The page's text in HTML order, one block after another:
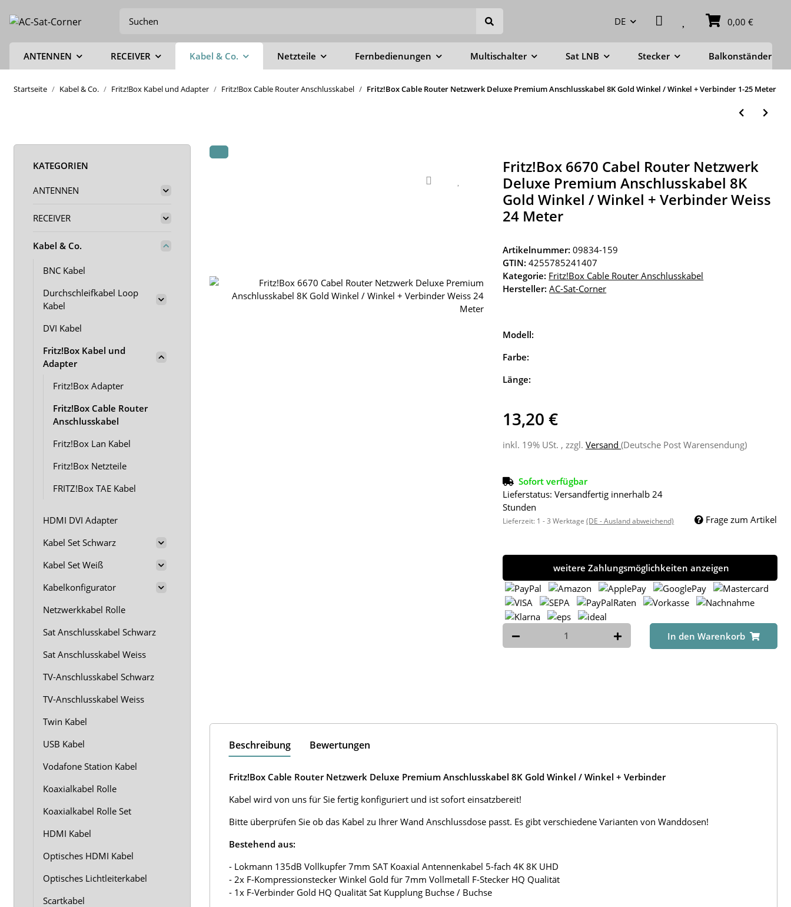
DE 0,00 €
ANTENNEN RECEIVER Kabel & Co. Netzteile Fernbedienungen Multischalter Sat LNB Stecker Balkonständer
Startseite Kabel & Co. Fritz!Box Kabel und Adapter Fritz!Box Cable Router Anschlusskabel Fritz!Box Cable Router Netzwerk Deluxe Premium Anschlusskabel 8K Gold Winkel / Winkel + Verbinder 1-25 Meter
Fritz!Box 6670 Cabel Router Netzwerk
Deluxe Premium Anschlusskabel 8K
Gold Winkel / Winkel + Verbinder Weiss
24 Meter
Artikelnummer:09834-159
GTIN: 4255785241407
Kategorie: Fritz!Box Cable Router Anschlusskabel
Hersteller: AC-Sat-Corner
Modell:
Farbe:
Länge:
13,20 €
inkl. 19% USt. , zzgl.Versand(Deutsche Post Warensendung)
Sofort verfügbar
Lieferstatus: Versandfertig innerhalb 24
Stunden
Lieferzeit: 1 - 3 Werktage(DE - Ausland abweichend) Frage zum Artikel
weitere Zahlungsmöglichkeiten anzeigen
In den Warenkorb
Beschreibung Bewertungen
Fritz!Box Cable Router Netzwerk Deluxe Premium Anschlusskabel 8K Gold Winkel / Winkel + Verbinder
Kabel wird von uns für Sie fertig konfiguriert und ist sofort einsatzbereit!
Bitte überprüfen Sie ob das Kabel zu Ihrer Wand Anschlussdose passt. Es gibt verschiedene Varianten von Wanddosen!
Bestehend aus:
- Lokmann 135dB Vollkupfer 7mm SAT Koaxial Antennenkabel 5-fach 4K 8K UHD
- 2x F-Kompressionstecker Winkel Gold für 7mm Vollmetall F-Stecker HQ Qualität
- 1x F-Verbinder Gold HQ Qualität Sat Kupplung Buchse / Buchse
KATEGORIEN
ANTENNEN
RECEIVER
Kabel & Co.
BNC Kabel
Durchschleifkabel Loop
Kabel
DVI Kabel
Fritz!Box Kabel und
Adapter
Fritz!Box Adapter
Fritz!Box Cable Router
Anschlusskabel
Fritz!Box Lan Kabel
Fritz!Box Netzteile
FRITZ!Box TAE Kabel
HDMI DVI Adapter
Kabel Set Schwarz
Kabel Set Weiß
Kabelkonfigurator
Netzwerkkabel Rolle
Sat Anschlusskabel Schwarz
Sat Anschlusskabel Weiss
TV-Anschlusskabel Schwarz
TV-Anschlusskabel Weiss
Twin Kabel
USB Kabel
Vodafone Station Kabel
Koaxialkabel Rolle
Koaxialkabel Rolle Set
HDMI Kabel
Optisches HDMI Kabel
Optisches Lichtleiterkabel
Scartkabel